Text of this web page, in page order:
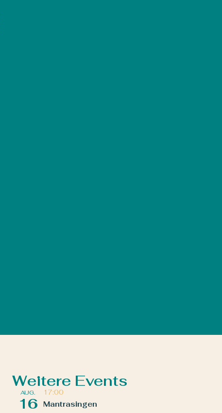
Weitere Events
AUG.
16
17:00
Mantrasingen